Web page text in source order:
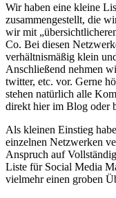
Wir haben eine kleine
zusammengestellt, die
wir mit
Co. Bei diesen
verhältnismäßig klein
Anschließend nehmen
twitter, etc. vor. Gerne
stehen natürlich alle
direkt hier im Blog oder
Als kleinen Einstieg
einzelnen Netzwerken
Anspruch auf
Liste für Social Media
vielmehr einen groben